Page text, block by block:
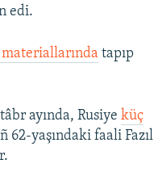
edi.
materiallarında tapıp
ayında, Rusiyeküç
62-yaşındaki faali Fazıl